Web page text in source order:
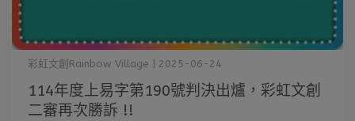
114年度上易字第190號判決出爐，彩虹文創
二審再次勝訴 !!
彩虹文創Rainbow Village | 2025-06-24